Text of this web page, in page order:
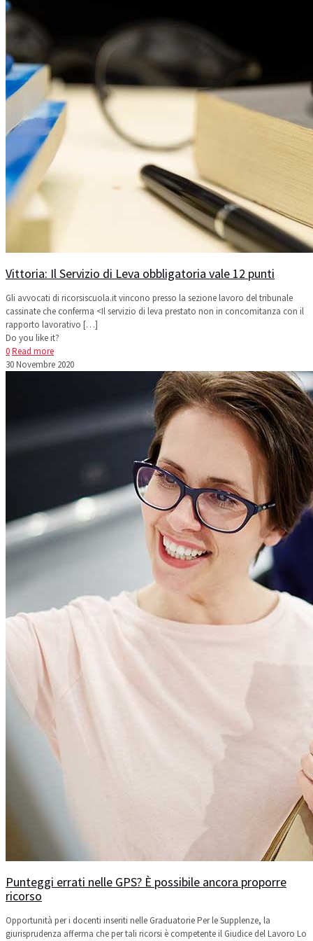
Vittoria: Il Servizio di Leva obbligatoria vale 12 punti
Gli avvocati di ricorsiscuola.it vincono presso la sezione lavoro del tribunale
cassinate che conferma <Il servizio di leva prestato non in concomitanza con il
rapporto lavorativo […]
Do you like it?
0Read more
30 Novembre 2020
Punteggi errati nelle GPS? È possibile ancora proporre
ricorso
Opportunità per i docenti inseriti nelle Graduatorie Per le Supplenze, la
giurisprudenza afferma che per tali ricorsi è competente il Giudice del Lavoro Lo